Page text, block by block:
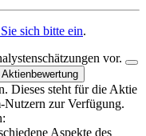
sich bitte ein.
vor.
Tool für die Aktienbewertung
Dieses steht für die Aktie
Nutzern zur Verfügung.
Aspekte des